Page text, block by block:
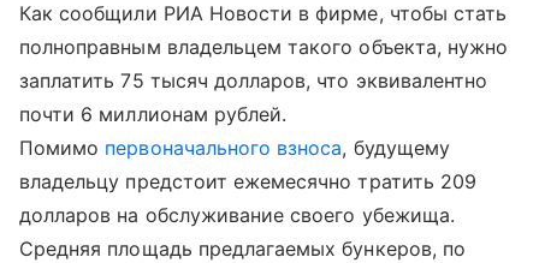
Как сообщили РИА Новости в фирме, чтобы стать
полноправным владельцем такого объекта, нужно
заплатить 75 тысяч долларов, что эквивалентно
почти 6 миллионам рублей.
Помимо первоначального взноса, будущему
владельцу предстоит ежемесячно тратить 209
долларов на обслуживание своего убежища.
Средняя площадь предлагаемых бункеров, по